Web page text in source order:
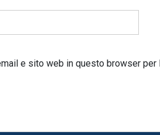
e sito web in questo browser